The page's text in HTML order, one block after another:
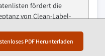
PDF Herunterladen
fördert die
von Clean-Label-
pflanzenbasierte